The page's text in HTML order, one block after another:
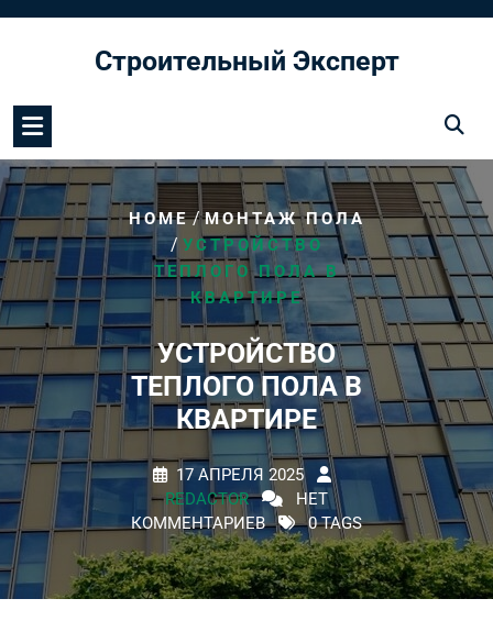
содержимомуСтроительный Эксперт
HOME/МОНТАЖ ПОЛА
/ УСТРОЙСТВО
ТЕПЛОГО ПОЛА В
КВАРТИРЕ
УСТРОЙСТВО
ТЕПЛОГО ПОЛА В
КВАРТИРЕ
17 АПРЕЛЯ 2025
REDACTOR
НЕТ
КОММЕНТАРИЕВ
0 TAGS